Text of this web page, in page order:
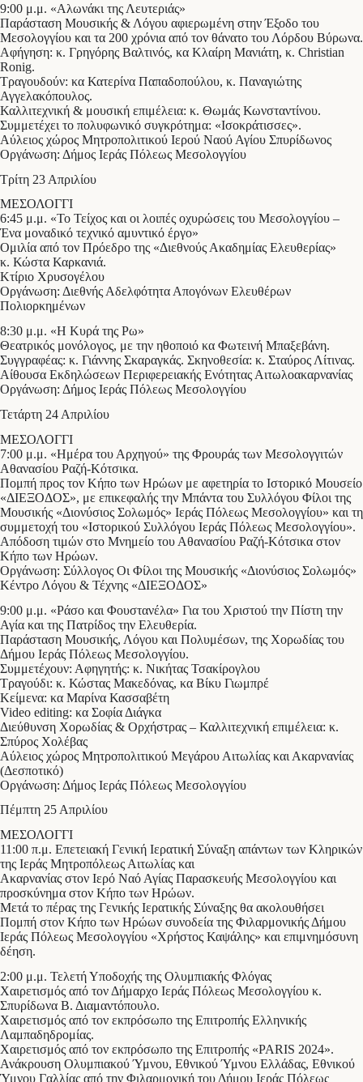
9:00 μ.μ. «Αλωνάκι της Λευτεριάς»
Παράσταση Μουσικής & Λόγου αφιερωμένη στην Έξοδο του
Μεσολογγίου και τα 200 χρόνια από τον θάνατο του Λόρδου Βύρωνα.
Αφήγηση: κ. Γρηγόρης Βαλτινός, κα Κλαίρη Μανιάτη, κ. Christian
Ronig.
Τραγουδούν: κα Κατερίνα Παπαδοπούλου, κ. Παναγιώτης
Αγγελακόπουλος.
Καλλιτεχνική & μουσική επιμέλεια: κ. Θωμάς Κωνσταντίνου.
Συμμετέχει το πολυφωνικό συγκρότημα: «Ισοκράτισσες».
Αύλειος χώρος Μητροπολιτικού Ιερού Ναού Αγίου Σπυρίδωνος
Οργάνωση: Δήμος Ιεράς Πόλεως Μεσολογγίου
Τρίτη 23 Απριλίου
ΜΕΣΟΛΟΓΓΙ
6:45 μ.μ. «Το Τείχος και οι λοιπές οχυρώσεις του Μεσολογγίου –
Ένα μοναδικό τεχνικό αμυντικό έργο»
Ομιλία από τον Πρόεδρο της «Διεθνούς Ακαδημίας Ελευθερίας»
κ. Κώστα Καρκανιά.
Κτίριο Χρυσογέλου
Οργάνωση: Διεθνής Αδελφότητα Απογόνων Ελευθέρων
Πολιορκημένων
8:30 μ.μ. «Η Κυρά της Ρω»
Θεατρικός μονόλογος, με την ηθοποιό κα Φωτεινή Μπαξεβάνη.
Συγγραφέας: κ. Γιάννης Σκαραγκάς. Σκηνοθεσία: κ. Σταύρος Λίτινας.
Αίθουσα Εκδηλώσεων Περιφερειακής Ενότητας Αιτωλοακαρνανίας
Οργάνωση: Δήμος Ιεράς Πόλεως Μεσολογγίου
Τετάρτη 24 Απριλίου
ΜΕΣΟΛΟΓΓΙ
7:00 μ.μ. «Ημέρα του Αρχηγού» της Φρουράς των Μεσολογγιτών
Αθανασίου Ραζή-Κότσικα.
Πομπή προς τον Κήπο των Ηρώων με αφετηρία το Ιστορικό Μουσείο
«ΔΙΕΞΟΔΟΣ», με επικεφαλής την Μπάντα του Συλλόγου Φίλοι της
Μουσικής «Διονύσιος Σολωμός» Ιεράς Πόλεως Μεσολογγίου» και τη
συμμετοχή του «Ιστορικού Συλλόγου Ιεράς Πόλεως Μεσολογγίου».
Απόδοση τιμών στο Μνημείο του Αθανασίου Ραζή-Κότσικα στον
Κήπο των Ηρώων.
Οργάνωση: Σύλλογος Οι Φίλοι της Μουσικής «Διονύσιος Σολωμός»
Κέντρο Λόγου & Τέχνης «ΔΙΕΞΟΔΟΣ»
9:00 μ.μ. «Ράσο και Φουστανέλα» Για του Χριστού την Πίστη την
Αγία και της Πατρίδος την Ελευθερία.
Παράσταση Μουσικής, Λόγου και Πολυμέσων, της Χορωδίας του
Δήμου Ιεράς Πόλεως Μεσολογγίου.
Συμμετέχουν: Αφηγητής: κ. Νικήτας Τσακίρογλου
Τραγούδι: κ. Κώστας Μακεδόνας, κα Βίκυ Γιωμπρέ
Κείμενα: κα Μαρίνα Κασσαβέτη
Video editing: κα Σοφία Διάγκα
Διεύθυνση Χορωδίας & Ορχήστρας – Καλλιτεχνική επιμέλεια: κ.
Σπύρος Χολέβας
Αύλειος χώρος Μητροπολιτικού Μεγάρου Αιτωλίας και Ακαρνανίας
(Δεσποτικό)
Οργάνωση: Δήμος Ιεράς Πόλεως Μεσολογγίου
Πέμπτη 25 Απριλίου
ΜΕΣΟΛΟΓΓΙ
11:00 π.μ. Επετειακή Γενική Ιερατική Σύναξη απάντων των Κληρικών
της Ιεράς Μητροπόλεως Αιτωλίας και
Ακαρνανίας στον Ιερό Ναό Αγίας Παρασκευής Μεσολογγίου και
προσκύνημα στον Κήπο των Ηρώων.
Μετά το πέρας της Γενικής Ιερατικής Σύναξης θα ακολουθήσει
Πομπή στον Κήπο των Ηρώων συνοδεία της Φιλαρμονικής Δήμου
Ιεράς Πόλεως Μεσολογγίου «Χρήστος Καψάλης» και επιμνημόσυνη
δέηση.
2:00 μ.μ. Τελετή Υποδοχής της Ολυμπιακής Φλόγας
Χαιρετισμός από τον Δήμαρχο Ιεράς Πόλεως Μεσολογγίου κ.
Σπυρίδωνα Β. Διαμαντόπουλο.
Χαιρετισμός από τον εκπρόσωπο της Επιτροπής Ελληνικής
Λαμπαδηδρομίας.
Χαιρετισμός από τον εκπρόσωπο της Επιτροπής «PARIS 2024».
Ανάκρουση Ολυμπιακού Ύμνου, Εθνικού Ύμνου Ελλάδας, Εθνικού
Ύμνου Γαλλίας από την Φιλαρμονική του Δήμου Ιεράς Πόλεως